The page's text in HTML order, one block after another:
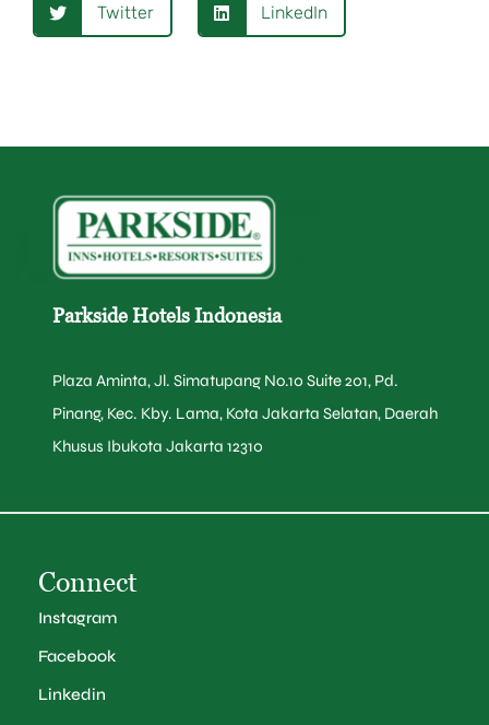
Twitter LinkedIn
Parkside Hotels Indonesia
Plaza Aminta, Jl. Simatupang No.10 Suite 201, Pd.
Pinang, Kec. Kby. Lama, Kota Jakarta Selatan, Daerah
Khusus Ibukota Jakarta 12310
Connect
Instagram
Facebook
Linkedin